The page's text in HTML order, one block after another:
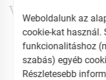
Vitariz
Weboldalunk az
cookie-kat használ.
funkcionalitáshoz
szabás) egyéb
Részletesebb